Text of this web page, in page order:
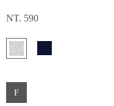
NT. 590
F